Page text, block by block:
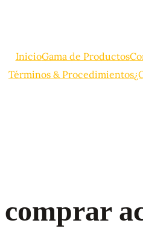
InicioGama de Productos
Términos & Procedimientos